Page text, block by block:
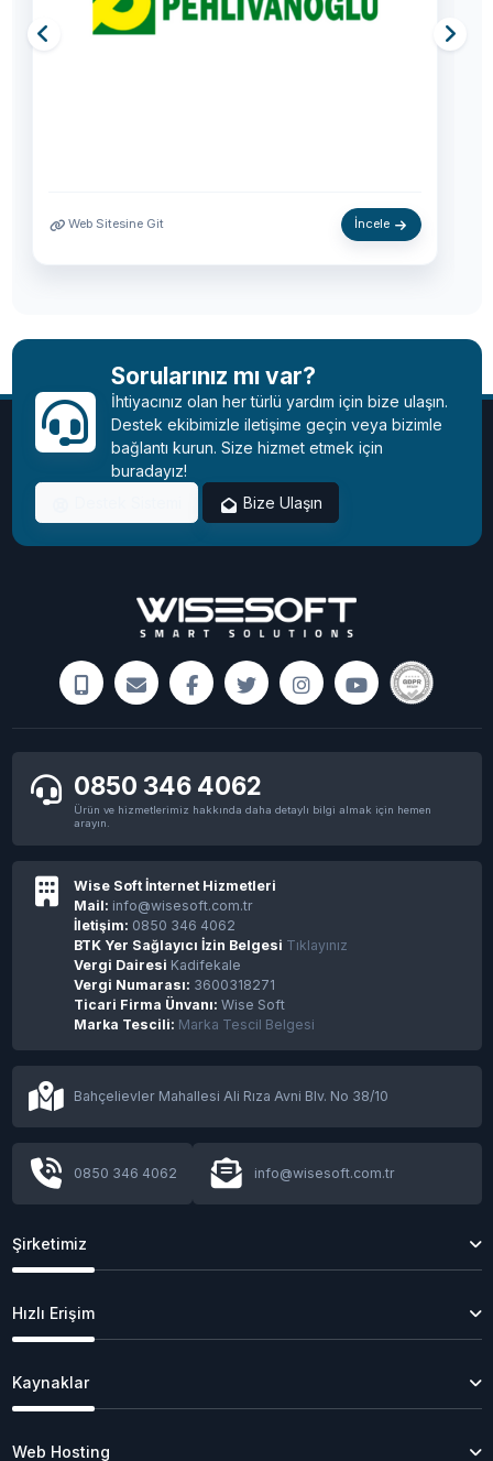
İncele
Sorularınız mı var?
İhtiyacınız olan her türlü yardım için bize ulaşın.
Destek ekibimizle iletişime geçin veya bizimle
bağlantı kurun. Size hizmet etmek için
buradayız!
Bize Ulaşın
0850 346 4062
Ürün ve hizmetlerimiz hakkında daha detaylı bilgi almak için hemen
arayın.
Wise Soft İnternet Hizmetleri
Mail: info@wisesoft.com.tr
İletişim: 0850 346 4062
BTK Yer Sağlayıcı İzin Belgesi Tıklayınız
Vergi Dairesi Kadifekale
Vergi Numarası: 3600318271
Ticari Firma Ünvanı: Wise Soft
Marka Tescili: Marka Tescil Belgesi
Bahçelievler Mahallesi Ali Rıza Avni Blv. No 38/10
0850 346 4062 info@wisesoft.com.tr
Şirketimiz
Hızlı Erişim
Kaynaklar
Web Hosting